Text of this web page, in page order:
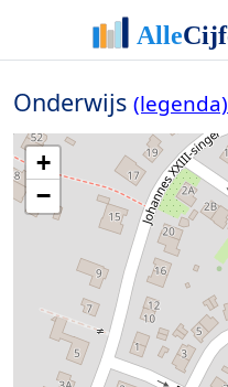
Onderwijs (legenda)
+
−